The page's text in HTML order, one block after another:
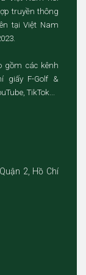
truyền thông
tại Việt Nam
gồm các kênh
giấy F-Golf &
TikTok...
2, Hồ Chí